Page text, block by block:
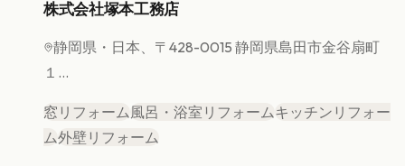
株式会社塚本工務店
静岡県 ・日本、〒428-0015 静岡県島田市金谷扇町
１...
窓リフォーム風呂・浴室リフォームキッチンリフォー
ム外壁リフォーム